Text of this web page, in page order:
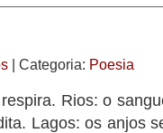
| Categoria: Poesia
Rios: o
Lagos: os anjos